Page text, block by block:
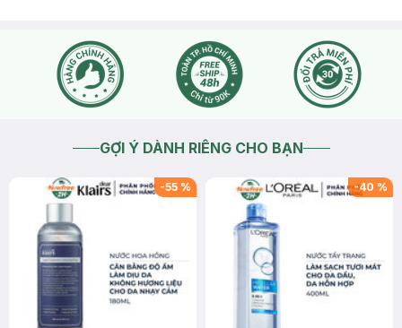
GỢI Ý DÀNH RIÊNG CHO BẠN
-55 % -40 %